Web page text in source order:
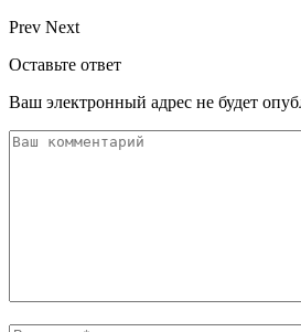
Prev Next
Оставьте ответ
Ваш электронный адрес не будет